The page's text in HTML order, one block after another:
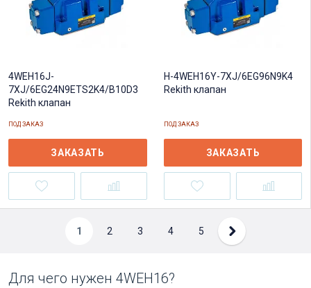
4WEH16J-
7XJ/6EG24N9ETS2K4/B10D3
Rekith клапан
ПОД ЗАКАЗ
ЗАКАЗАТЬ
H-4WEH16Y-7XJ/6EG96N9K4
Rekith клапан
ПОД ЗАКАЗ
ЗАКАЗАТЬ
1 2 3 4 5
Для чего нужен 4WEH16?